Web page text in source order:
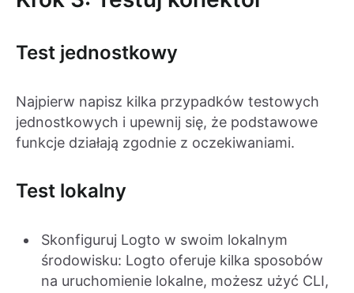
Test jednostkowy
Najpierw napisz kilka przypadków testowych
jednostkowych i upewnij się, że podstawowe
funkcje działają zgodnie z oczekiwaniami.
Test lokalny
Skonfiguruj Logto w swoim lokalnym
środowisku: Logto oferuje kilka sposobów
na uruchomienie lokalne, możesz użyć CLI,